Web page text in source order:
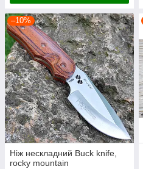
–10%
Ніж нескладний Buck knife,
rocky mountain